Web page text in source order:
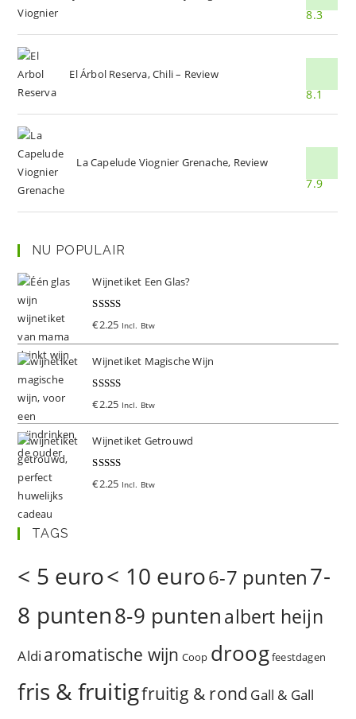
8.3
El Árbol Reserva, Chili – Review
8.1
La Capelude Viognier Grenache, Review
7.9
NU POPULAIR
Wijnetiket Een Glas?
Gewaardeer
€2.25 Incl. Btw
Wijnetiket Magische Wijn
Gewaardeer
€2.25 Incl. Btw
Wijnetiket Getrouwd
Gewaardeer
€2.25 Incl. Btw
TAGS
< 5 euro< 10 euro6-7 punten7-
8 punten8-9 puntenalbert heijn
Aldi aromatische wijn Coop droogfeestdagen
fris & fruitigfruitig & rond Gall & Gall